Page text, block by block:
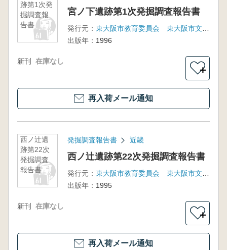
跡第1次発
掘調査報
告書
宮ノ下遺跡第1次発掘調査報告書
発行元：
出版年： 1996
新刊 在庫なし
＋
再入荷メール通知
西ノ辻遺
跡第22次
発掘調査
報告書
発掘調査報告書 近畿
西ノ辻遺跡第22次発掘調査報告書
発行元：
出版年： 1995
新刊 在庫なし
＋
再入荷メール通知